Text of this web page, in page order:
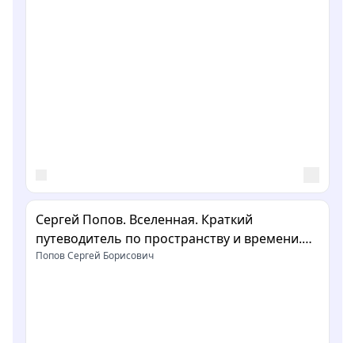
Сергей Попов. Вселенная. Краткий
путеводитель по пространству и времени.
Укорот в изложении Сергея Масликова
Попов Сергей Борисович